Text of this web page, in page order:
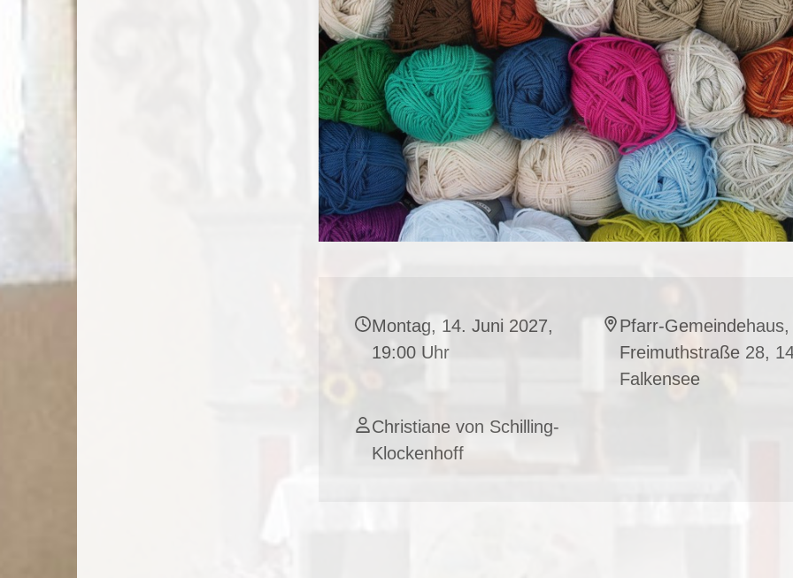
Montag, 14. Juni 2027,
19:00 Uhr
Pfarr-Gemeindehaus,
Freimuthstraße 28,
Falkensee
Christiane von Schilling-
Klockenhoff